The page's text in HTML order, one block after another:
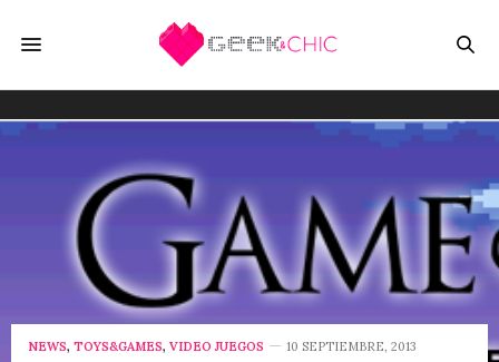
NEWS, TOYS&GAMES, VIDEO JUEGOS 10 SEPTIEMBRE, 2013